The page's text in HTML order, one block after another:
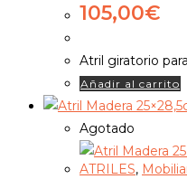
105,00€
Atril giratorio
Añadir al carrito
Agotado
ATRILES,